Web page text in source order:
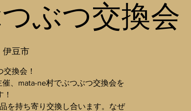
ぶつ交換会
伊豆市
換会！
、mata-ne村でぶつぶつ交換会を
を持ち寄り交換し合います。なぜ